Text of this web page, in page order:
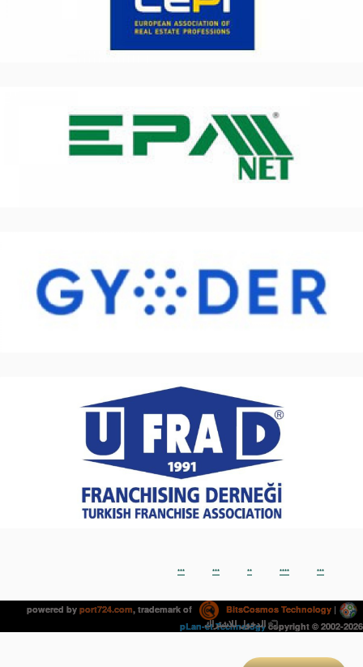
***
****
**
***
***
powered by port724.com, trademark of BitsCosmos Technology |
pLan-et Technology copyright © 2002-2026 الدخول للاشتراك